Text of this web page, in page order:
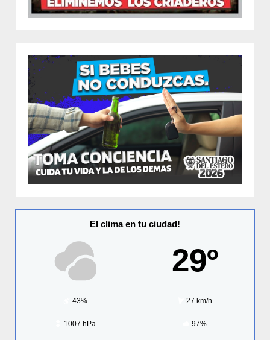
El clima en tu ciudad!
29º
43% 27 km/h
1007 hPa 97%